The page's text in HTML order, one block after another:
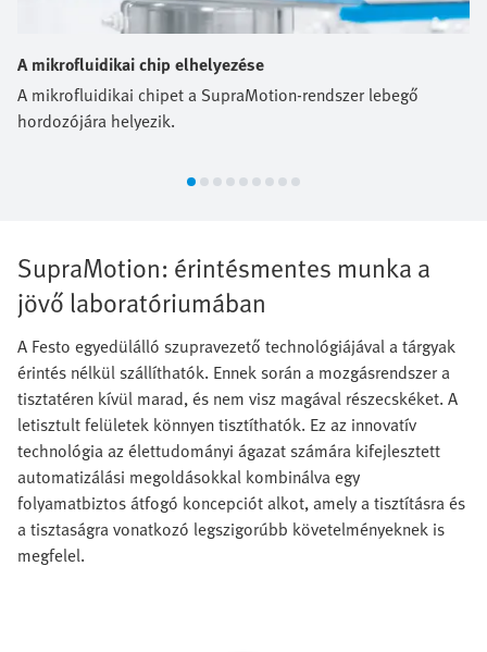
A mikrofluidikai chip elhelyezése
A mikrofluidikai chipet a SupraMotion-rendszer lebegő
hordozójára helyezik.
SupraMotion: érintésmentes munka a
jövő laboratóriumában
A Festo egyedülálló szupravezető technológiájával a tárgyak
érintés nélkül szállíthatók. Ennek során a mozgásrendszer a
tisztatéren kívül marad, és nem visz magával részecskéket. A
letisztult felületek könnyen tisztíthatók. Ez az innovatív
technológia az élettudományi ágazat számára kifejlesztett
automatizálási megoldásokkal kombinálva egy
folyamatbiztos átfogó koncepciót alkot, amely a tisztításra és
a tisztaságra vonatkozó legszigorúbb követelményeknek is
megfelel.